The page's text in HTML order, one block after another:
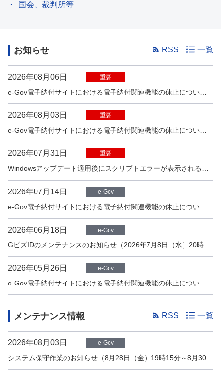
国会、裁判所等
お知らせ RSS 一覧
2026年08月06日 重要
e-Gov電子納付サイトにおける電子納付関連機能の休止について（8月9日（日）7時15分～19時30分）【8/6更新】
2026年08月03日 重要
e-Gov電子納付サイトにおける電子納付関連機能の休止について（8月28日（金）19時15分～8月30日（日）19時30分）
2026年07月31日 重要
Windowsアップデート適用後にスクリプトエラーが表示される場合の対処について[7/31更新]
2026年07月14日 e-Gov
e-Gov電子納付サイトにおける電子納付関連機能の休止について（7月18日（土）16時45分～7月20日（月）5時15分）【7/14更新】
2026年06月18日 e-Gov
GビズIDのメンテナンスのお知らせ（2026年7月8日（水）20時00分～2026年7月9日（木）1時00分頃）
2026年05月26日 e-Gov
e-Gov電子納付サイトにおける電子納付関連機能の休止について（6月21日（日）0時00分～5時30分）
メンテナンス情報 RSS 一覧
2026年08月03日 e-Gov
システム保守作業のお知らせ（8月28日（金）19時15分～8月30日（日）19時30分）